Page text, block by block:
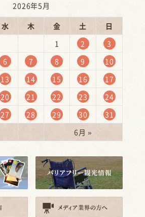
2026年5月
水 木 金 土
日
1
2
3
6 7 8 9
10
13 14 15 16
17
20 21 22 23
24
27 28 29 30
31
6月 »